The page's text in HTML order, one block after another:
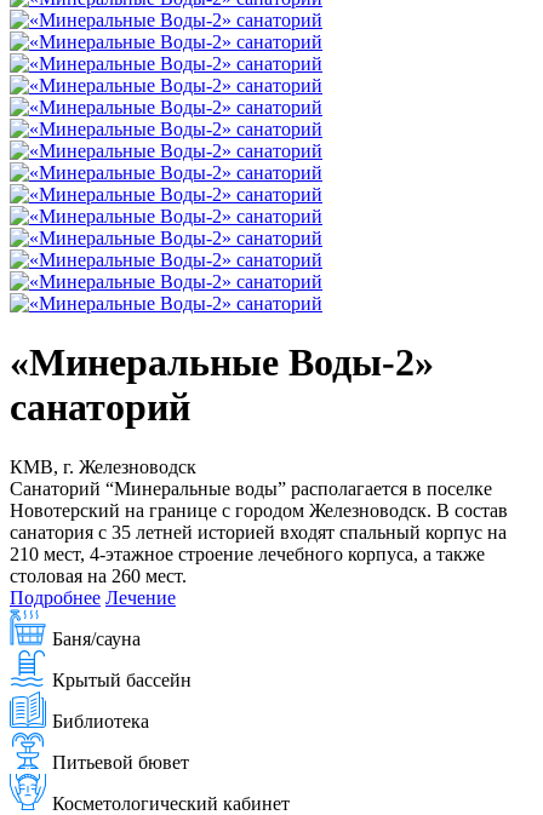
«Минеральные Воды-2»
санаторий
КМВ, г. Железноводск
Санаторий “Минеральные воды” располагается в поселке
Новотерский на границе с городом Железноводск. В состав
санатория с 35 летней историей входят спальный корпус на
210 мест, 4-этажное строение лечебного корпуса, а также
столовая на 260 мест.
Подробнее Лечение
Баня/сауна
Крытый бассейн
Библиотека
Питьевой бювет
Косметологический кабинет